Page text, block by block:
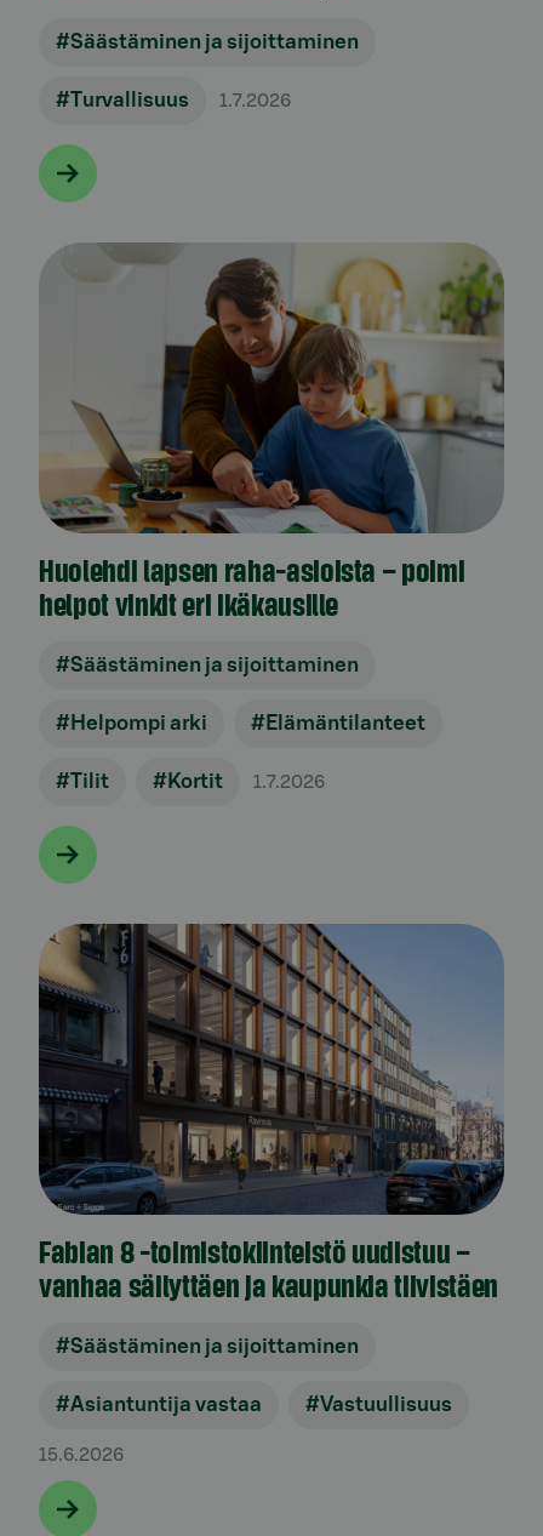
#Säästäminen ja sijoittaminen
#Turvallisuus 1.7.2026
Huolehdi lapsen raha-asioista – poimi
helpot vinkit eri ikäkausille
#Säästäminen ja sijoittaminen
#Helpompi arki #Elämäntilanteet
#Tilit #Kortit 1.7.2026
Fabian 8 -toimistokiinteistö uudistuu –
vanhaa säilyttäen ja kaupunkia tiivistäen
#Säästäminen ja sijoittaminen
#Asiantuntija vastaa #Vastuullisuus
15.6.2026